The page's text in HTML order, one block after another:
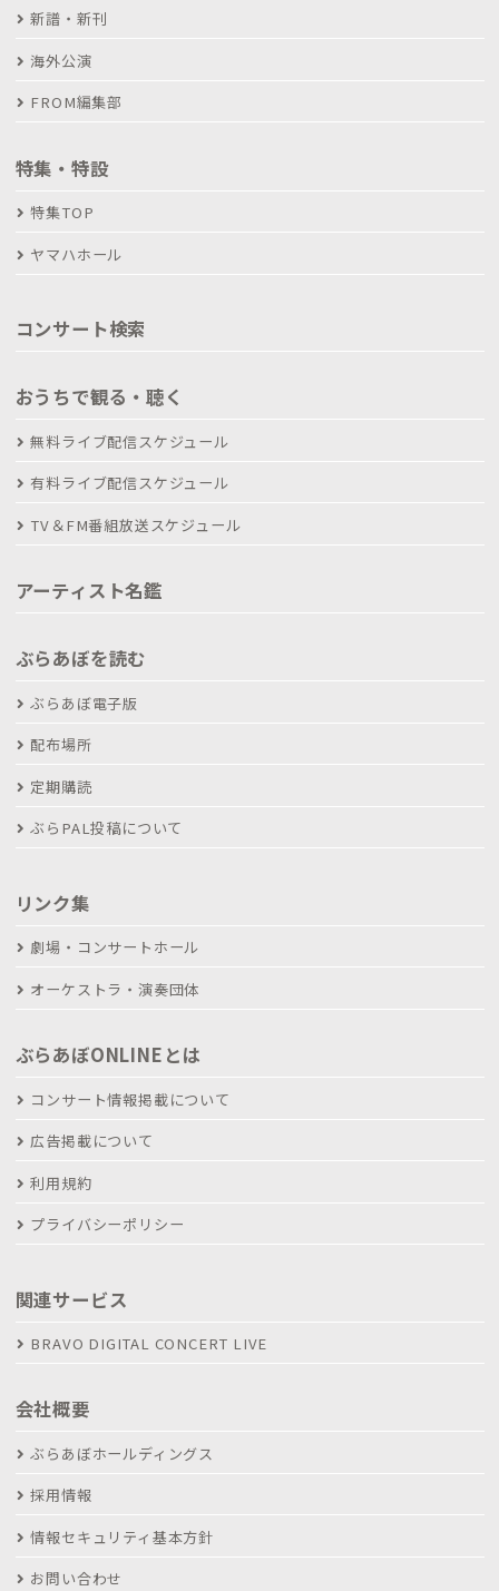
新譜・新刊
海外公演
FROM編集部
特集・特設
特集TOP
ヤマハホール
コンサート検索
おうちで観る・聴く
無料ライブ配信スケジュール
有料ライブ配信スケジュール
TV＆FM番組放送スケジュール
アーティスト名鑑
ぶらあぼを読む
ぶらあぼ電子版
配布場所
定期購読
ぶらPAL投稿について
リンク集
劇場・コンサートホール
オーケストラ・演奏団体
ぶらあぼONLINEとは
コンサート情報掲載について
広告掲載について
利用規約
プライバシーポリシー
関連サービス
BRAVO DIGITAL CONCERT LIVE
会社概要
ぶらあぼホールディングス
採用情報
情報セキュリティ基本方針
お問い合わせ